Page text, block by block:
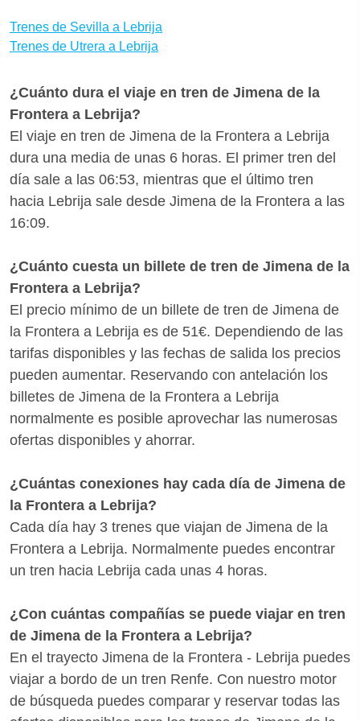
comprobando retrasos y vías.
Frontera - Lebrija te aconsejamos que reserves tus
billetes con bastante antelación para aprovechar las
medios de transporte mejores para llegar a Lebrija
desde Jimena de la Frontera? Con Wanderio puedes
comparar trenes, y escoger la mejor opción para ti
en pocos clics.
Trenes de Sevilla a Lebrija
Trenes de Utrera a Lebrija
¿Cuánto dura el viaje en tren de Jimena de la
Frontera a Lebrija?
El viaje en tren de Jimena de la Frontera a Lebrija
dura una media de unas 6 horas. El primer tren del
día sale a las 06:53, mientras que el último tren
hacia Lebrija sale desde Jimena de la Frontera a las
16:09.
¿Cuánto cuesta un billete de tren de Jimena de la
Frontera a Lebrija?
El precio mínimo de un billete de tren de Jimena de
la Frontera a Lebrija es de 51€. Dependiendo de las
tarifas disponibles y las fechas de salida los precios
pueden aumentar. Reservando con antelación los
billetes de Jimena de la Frontera a Lebrija
normalmente es posible aprovechar las numerosas
ofertas disponibles y ahorrar.
¿Cuántas conexiones hay cada día de Jimena de
la Frontera a Lebrija?
Cada día hay 3 trenes que viajan de Jimena de la
Frontera a Lebrija. Normalmente puedes encontrar
un tren hacia Lebrija cada unas 4 horas.
¿Con cuántas compañías se puede viajar en tren
de Jimena de la Frontera a Lebrija?
En el trayecto Jimena de la Frontera - Lebrija puedes
viajar a bordo de un tren Renfe. Con nuestro motor
de búsqueda puedes comparar y reservar todas las